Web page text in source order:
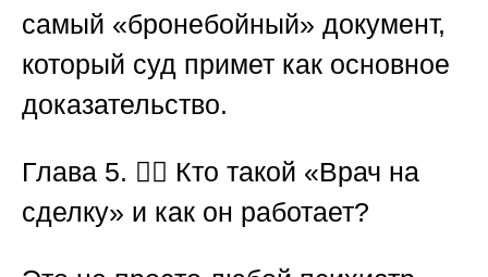
самый «бронебойный» документ,
который суд примет как основное
доказательство.
Глава 5. 👨 Кто такой «Врач на
сделку» и как он работает?